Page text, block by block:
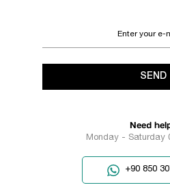
SEND
Need
Monday - Saturday
+90 850